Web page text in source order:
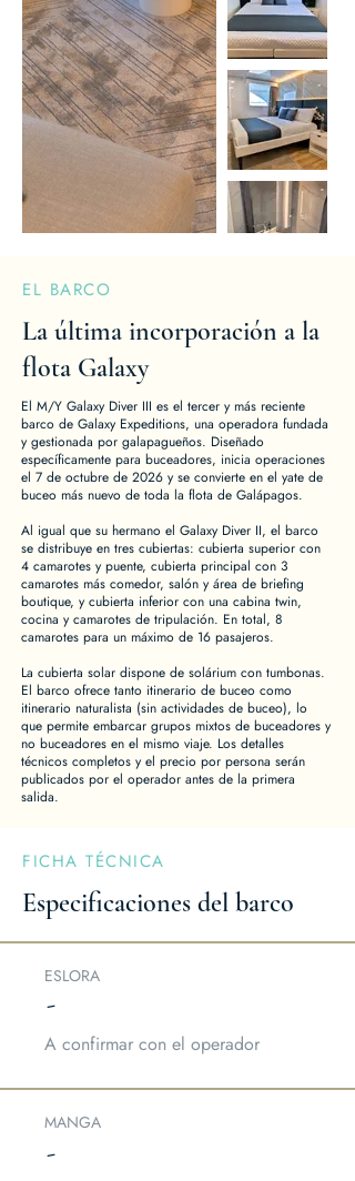
EL BARCO
La última incorporación a la
flota Galaxy
El M/Y Galaxy Diver III es el tercer y más reciente
barco de Galaxy Expeditions, una operadora fundada
y gestionada por galapagueños. Diseñado
específicamente para buceadores, inicia operaciones
el 7 de octubre de 2026 y se convierte en el yate de
buceo más nuevo de toda la flota de Galápagos.
Al igual que su hermano el Galaxy Diver II, el barco
se distribuye en tres cubiertas: cubierta superior con
4 camarotes y puente, cubierta principal con 3
camarotes más comedor, salón y área de briefing
boutique, y cubierta inferior con una cabina twin,
cocina y camarotes de tripulación. En total, 8
camarotes para un máximo de 16 pasajeros.
La cubierta solar dispone de solárium con tumbonas.
El barco ofrece tanto itinerario de buceo como
itinerario naturalista (sin actividades de buceo), lo
que permite embarcar grupos mixtos de buceadores y
no buceadores en el mismo viaje. Los detalles
técnicos completos y el precio por persona serán
publicados por el operador antes de la primera
salida.
FICHA TÉCNICA
Especificaciones del barco
ESLORA
-
A confirmar con el operador
MANGA
-